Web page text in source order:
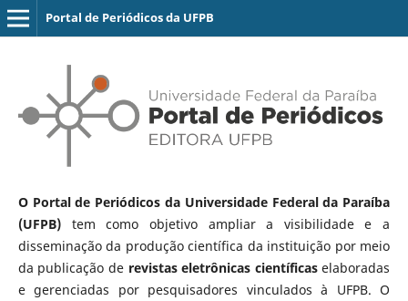
Portal de Periódicos da UFPB
O Portal de Periódicos da Universidade Federal da Paraíba
(UFPB)tem como objetivo ampliar a visibilidade e a
disseminação da produção científica da instituição por meio
da publicação de revistas eletrônicas científicaselaboradas
e gerenciadas por pesquisadores vinculados à UFPB. O